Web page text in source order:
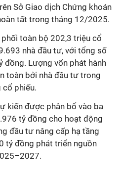
Sở Giao dịch Chứng khoán
tất trong tháng 12/2025.
toàn bộ 202,3 triệu cổ
nhà đầu tư, với tổng số
đồng. Lượng vốn phát hành
toàn bởi nhà đầu tư trong
cổ phiếu.
kiến được phân bổ vào ba
tỷ đồng cho hoạt động
đầu tư nâng cấp hạ tầng
tỷ đồng phát triển nguồn